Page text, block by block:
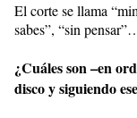
El corte se llama
sabes”, “sin
¿Cuáles son –en
disco y siguiendo